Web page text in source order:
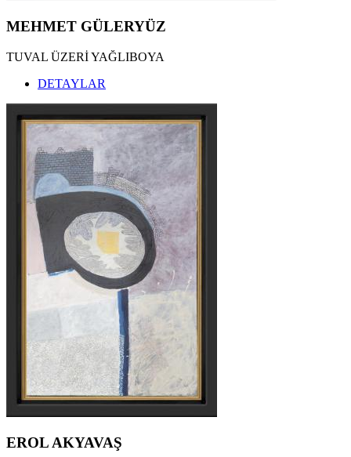
MEHMET GÜLERYÜZ
TUVAL ÜZERİ YAĞLIBOYA
DETAYLAR
EROL AKYAVAŞ